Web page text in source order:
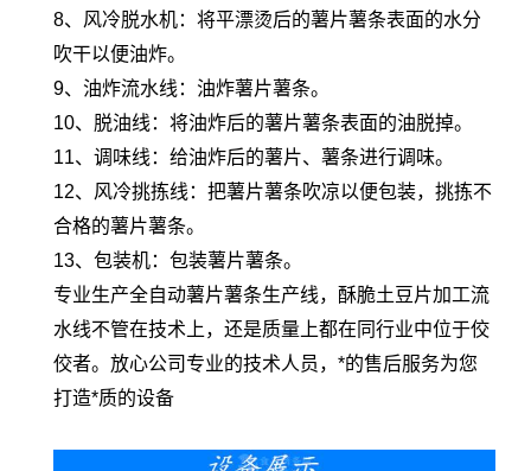
8、风冷脱水机：将平漂烫后的薯片薯条表面的水分
吹干以便油炸。
9、油炸流水线：油炸薯片薯条。
10、脱油线：将油炸后的薯片薯条表面的油脱掉。
11、调味线：给油炸后的薯片、薯条进行调味。
12、风冷挑拣线：把薯片薯条吹凉以便包装，挑拣不
合格的薯片薯条。
13、包装机：包装薯片薯条。
专业生产全自动薯片薯条生产线，酥脆土豆片加工流
水线不管在技术上，还是质量上都在同行业中位于佼
佼者。放心公司专业的技术人员，*的售后服务为您
打造*质的设备